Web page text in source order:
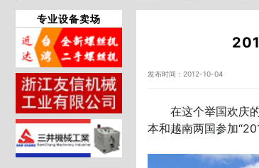
专业设备卖场
发布时间：2012-10-04
在这个举国欢庆的
本和越南两国参加